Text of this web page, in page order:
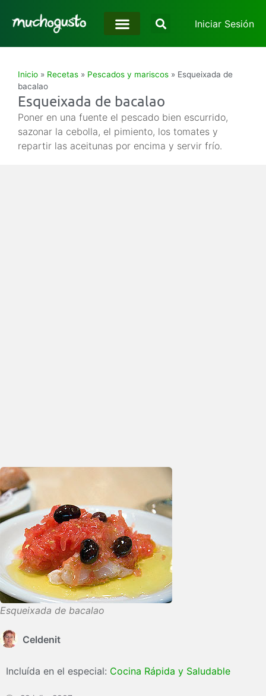
Iniciar Sesión
Inicio » Recetas » Pescados y mariscos » Esqueixada de
bacalao
Esqueixada de bacalao
Poner en una fuente el pescado bien escurrido,
sazonar la cebolla, el pimiento, los tomates y
repartir las aceitunas por encima y servir frío.
Esqueixada de bacalao
Celdenit
Incluída en el especial: Cocina Rápida y Saludable